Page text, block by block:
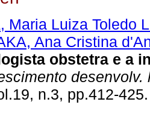
Maria Luiza Toledo
Ana Cristina
obstetra e a
desenvolv.
n.3, pp.412-